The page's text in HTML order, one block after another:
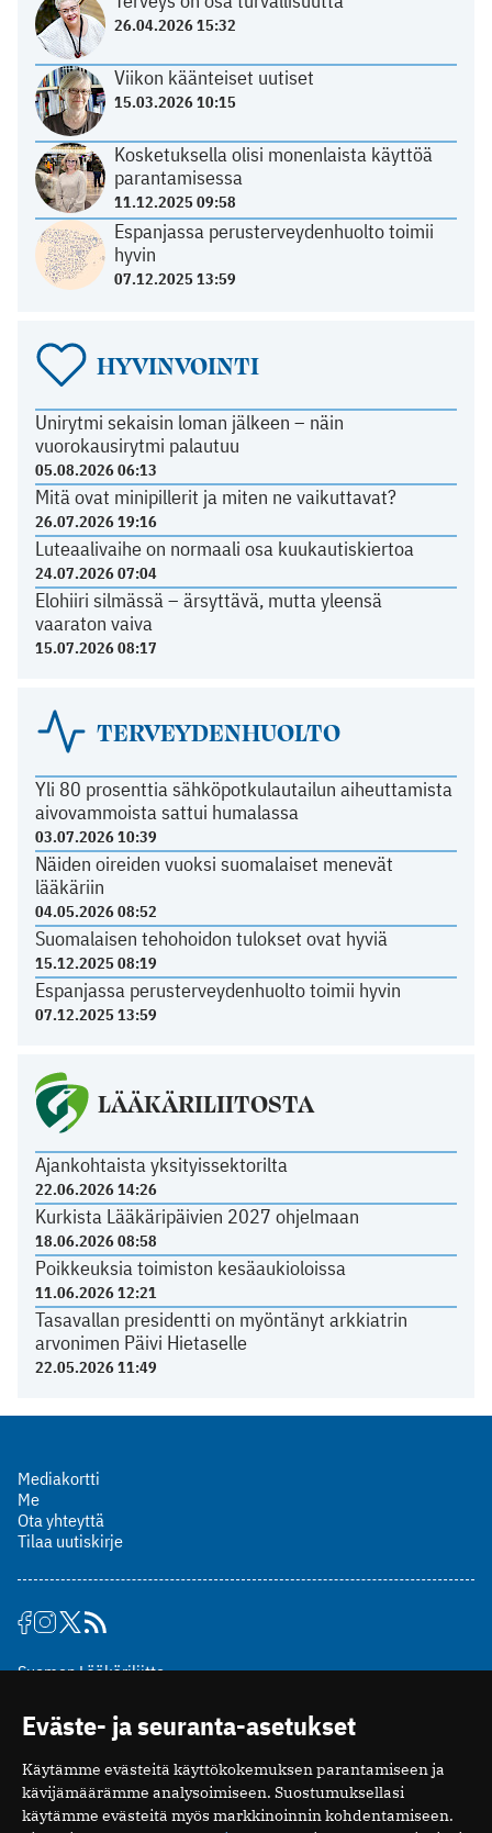
26.04.2026 15:32
Viikon käänteiset uutiset
15.03.2026 10:15
Kosketuksella olisi monenlaista käyttöä
parantamisessa
11.12.2025 09:58
Espanjassa perusterveydenhuolto toimii
hyvin
07.12.2025 13:59
HYVINVOINTI
Unirytmi sekaisin loman jälkeen – näin
vuorokausirytmi palautuu
05.08.2026 06:13
Mitä ovat minipillerit ja miten ne vaikuttavat?
26.07.2026 19:16
Luteaalivaihe on normaali osa kuukautiskiertoa
24.07.2026 07:04
Elohiiri silmässä – ärsyttävä, mutta yleensä
vaaraton vaiva
15.07.2026 08:17
TERVEYDENHUOLTO
Yli 80 prosenttia sähköpotkulautailun aiheuttamista
aivovammoista sattui humalassa
03.07.2026 10:39
Näiden oireiden vuoksi suomalaiset menevät
lääkäriin
04.05.2026 08:52
Suomalaisen tehohoidon tulokset ovat hyviä
15.12.2025 08:19
Espanjassa perusterveydenhuolto toimii hyvin
07.12.2025 13:59
LÄÄKÄRILIITOSTA
Ajankohtaista yksityissektorilta
22.06.2026 14:26
Kurkista Lääkäripäivien 2027 ohjelmaan
18.06.2026 08:58
Poikkeuksia toimiston kesäaukioloissa
11.06.2026 12:21
Tasavallan presidentti on myöntänyt arkkiatrin
arvonimen Päivi Hietaselle
22.05.2026 11:49
Mediakortti
Me
Ota yhteyttä
Tilaa uutiskirje
Suomen Lääkäriliitto
00510 Helsinki
puh. (09) 393 091
toimitus@potilaanlaakarilehti.fi
ISSN 2323-9476
Eväste- ja seuranta-asetukset
Käytämme evästeitä käyttökokemuksen parantamiseen ja
kävijämäärämme analysoimiseen. Suostumuksellasi
käytämme evästeitä myös markkinoinnin kohdentamiseen.